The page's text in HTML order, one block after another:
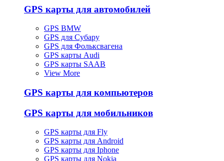
GPS карты для автомобилей
GPS BMW
GPS для Субару
GPS для Фольксвагена
GPS карты Audi
GPS карты SAAB
View More
GPS карты для компьютеров
GPS карты для мобильников
GPS карты для Fly
GPS карты для Android
GPS карты для Iphone
GPS карты для Nokia